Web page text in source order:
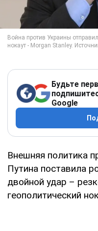
Будьте
Google
Внешняя политика
Путина поставила
двойной удар –
геополитический